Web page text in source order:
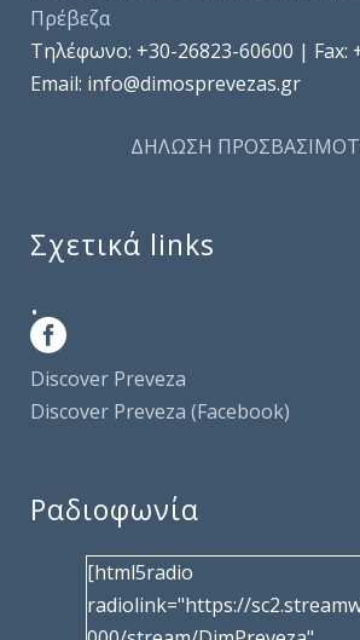
Πρέβεζα
Τηλέφωνo: +30-26823-60600 | Fax:
Email: info@dimosprevezas.gr
ΔΗΛΩΣΗ
Σχετικά links
.
Discover Preveza
Discover Preveza (Facebook)
Ραδιοφωνία
[html5radio
radiolink="https://